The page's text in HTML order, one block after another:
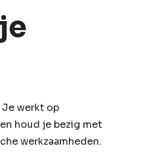
werkt op
houd je bezig met
werkzaamheden.